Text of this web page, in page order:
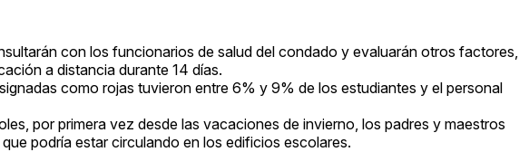
con los funcionarios de salud del condado y evaluarán otros factores,
a distancia durante 14 días.
como rojas tuvieron entre 6% y 9% de los estudiantes y el personal
por primera vez desde las vacaciones de invierno, los padres y maestros
podría estar circulando en los edificios escolares.